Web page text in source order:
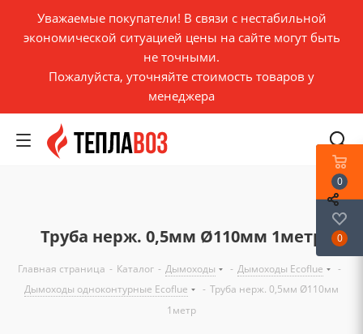
Уважаемые покупатели! В связи с нестабильной
экономической ситуацией цены на сайте могут быть
не точными.
Пожалуйста, уточняйте стоимость товаров у
менеджера
Труба нерж. 0,5мм Ø110мм 1метр
Главная страница - Каталог - Дымоходы - Дымоходы Ecoflue
-
Дымоходы одноконтурные Ecoflue
- Труба нерж. 0,5мм Ø110мм
1метр
0
0